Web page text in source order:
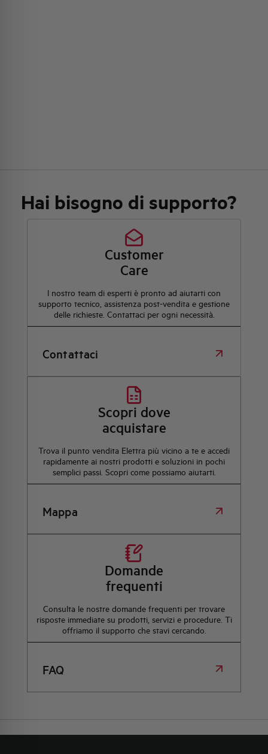
Hai bisogno di supporto?
Customer
Care
l nostro team di esperti è pronto ad aiutarti con
supporto tecnico, assistenza post-vendita e gestione
delle richieste. Contattaci per ogni necessità.
Contattaci
Scopri dove
acquistare
Trova il punto vendita Elettra più vicino a te e accedi
rapidamente ai nostri prodotti e soluzioni in pochi
semplici passi. Scopri come possiamo aiutarti.
Mappa
Domande
frequenti
Consulta le nostre domande frequenti per trovare
risposte immediate su prodotti, servizi e procedure. Ti
offriamo il supporto che stavi cercando.
FAQ